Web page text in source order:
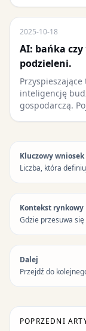
2025-10-18
AI: bańka
podzieleni.
inteligencję
gospodarczą.
Kluczowy wniosek
Liczba, która
Kontekst rynkowy
Gdzie przesuwa
Dalej
Przejdź do
POPRZEDNI